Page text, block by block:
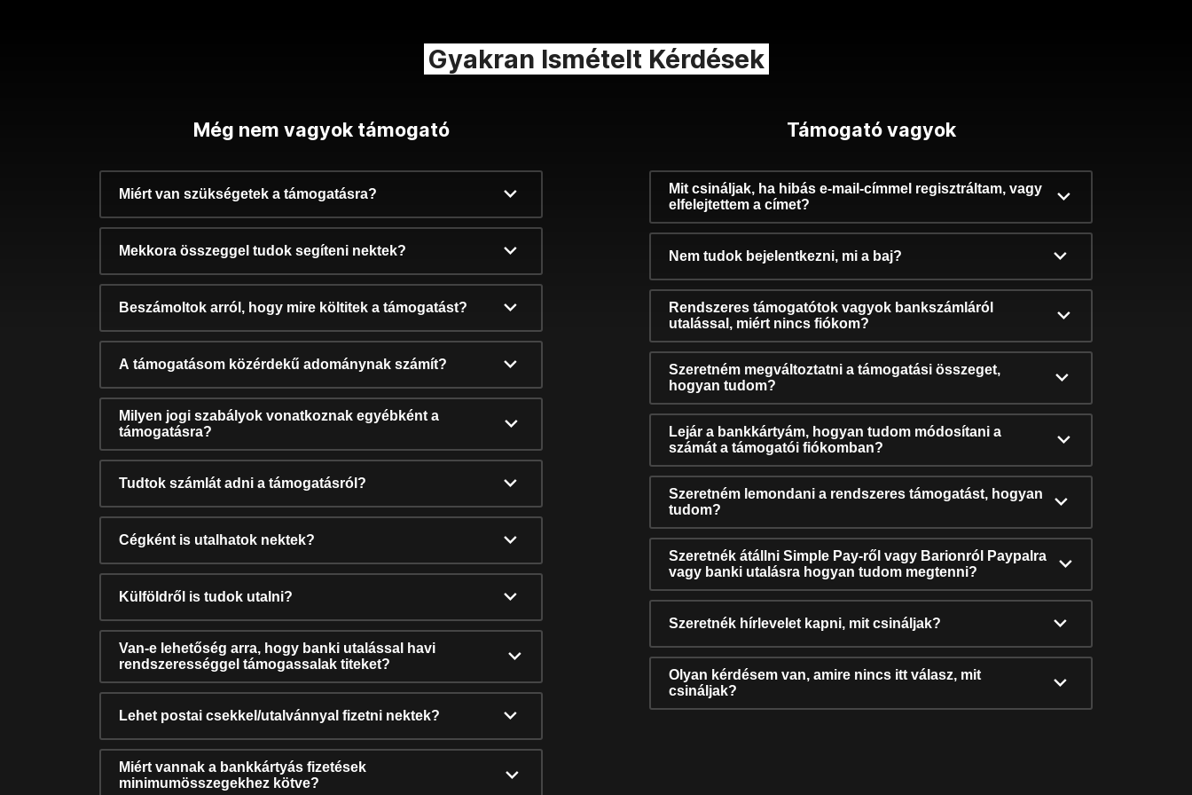
Gyakran Ismételt Kérdések
Még nem vagyok támogató
Miért van szükségetek a támogatásra?
Mekkora összeggel tudok segíteni nektek?
Beszámoltok arról, hogy mire költitek a támogatást?
A támogatásom közérdekű adománynak számít?
Milyen jogi szabályok vonatkoznak egyébként a
támogatásra?
Tudtok számlát adni a támogatásról?
Cégként is utalhatok nektek?
Külföldről is tudok utalni?
Van-e lehetőség arra, hogy banki utalással havi
rendszerességgel támogassalak titeket?
Lehet postai csekkel/utalvánnyal fizetni nektek?
Miért vannak a bankkártyás fizetések
minimumösszegekhez kötve?
Támogató vagyok
Mit csináljak, ha hibás e-mail-címmel regisztráltam, vagy
elfelejtettem a címet?
Nem tudok bejelentkezni, mi a baj?
Rendszeres támogatótok vagyok bankszámláról
utalással, miért nincs fiókom?
Szeretném megváltoztatni a támogatási összeget,
hogyan tudom?
Lejár a bankkártyám, hogyan tudom módosítani a
számát a támogatói fiókomban?
Szeretném lemondani a rendszeres támogatást, hogyan
tudom?
Szeretnék átállni Simple Pay-ről vagy Barionról Paypalra
vagy banki utalásra hogyan tudom megtenni?
Szeretnék hírlevelet kapni, mit csináljak?
Olyan kérdésem van, amire nincs itt válasz, mit
csináljak?